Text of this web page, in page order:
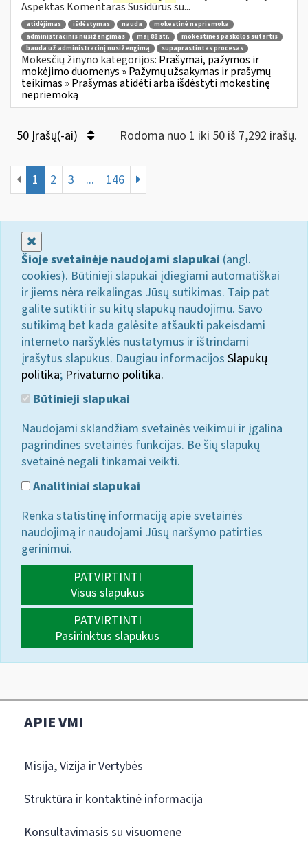
Aspektas Komentaras Susidūrus su...
atidėjimas išdėstymas nauda
mokestinė nepriemoka
administracinis nusižengimas
maį 88 str.
mokestinės paskolos sutartis
bauda už administracinį nusižengimą
supaprastintas procesas
Mokesčių žinyno kategorijos: Prašymai, pažymos ir
mokėjimo duomenys » Pažymų užsakymas ir prašymų
teikimas » Prašymas atidėti arba išdėstyti mokestinę
nepriemoką
50 Įrašų(-ai) Rodoma nuo 1 iki 50 iš 7,292 irašų.
1 2 3 ... 146
Šioje svetainėje naudojami slapukai (angl.
cookies). Būtinieji slapukai įdiegiami automatiškai
ir jiems nėra reikalingas Jūsų sutikimas. Taip pat
galite sutikti ir su kitų slapukų naudojimu. Savo
sutikimą bet kada galėsite atšaukti pakeisdami
interneto naršyklės nustatymus ir ištrindami
įrašytus slapukus. Daugiau informacijos Slapukų
politika; Privatumo politika.
Būtinieji slapukai
Naudojami sklandžiam svetainės veikimui ir įgalina
pagrindines svetainės funkcijas. Be šių slapukų
svetainė negali tinkamai veikti.
Analitiniai slapukai
Renka statistinę informaciją apie svetainės
naudojimą ir naudojami Jūsų naršymo patirties
gerinimui.
PATVIRTINTI
Visus slapukus
PATVIRTINTI
Pasirinktus slapukus
APIE VMI
Misija, Vizija ir Vertybės
Struktūra ir kontaktinė informacija
Konsultavimasis su visuomene